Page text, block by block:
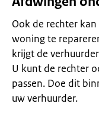
Ook de rechter
woning te
krijgt de
U kunt de rechter
passen. Doe dit
uw verhuurder.